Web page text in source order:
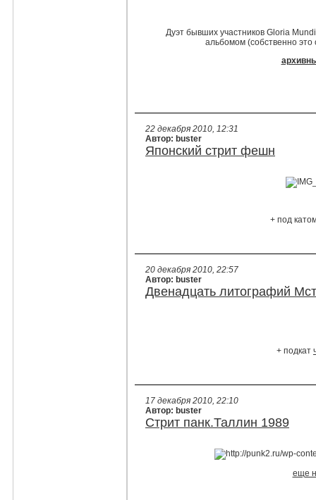
Дуэт бывших участников Gloria
альбомом (собственно это
22 декабря 2010, 12:31
Автор: buster
Японский стрит фешн
+ под
20 декабря 2010, 22:57
Автор: buster
Двенадцать литографий
+ подкат
17 декабря 2010, 22:10
Автор: buster
Стрит панк.Таллин 1989
еще